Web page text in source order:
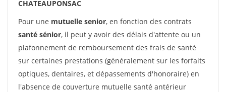
CHATEAUPONSAC
Pour une mutuelle senior, en fonction des contrats
santé sénior, il peut y avoir des délais d'attente ou un
plafonnement de remboursement des frais de santé
sur certaines prestations (généralement sur les forfaits
optiques, dentaires, et dépassements d'honoraire) en
l'absence de couverture mutuelle santé antérieur